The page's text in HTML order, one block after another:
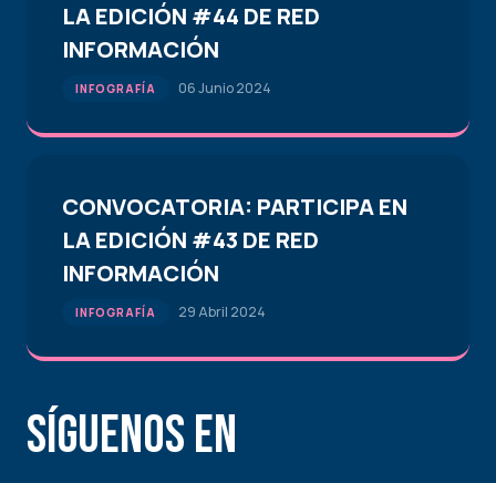
LA EDICIÓN #44 DE RED
INFORMACIÓN
INFOGRAFÍA 06 Junio 2024
CONVOCATORIA: PARTICIPA EN
LA EDICIÓN #43 DE RED
INFORMACIÓN
INFOGRAFÍA 29 Abril 2024
Síguenos en